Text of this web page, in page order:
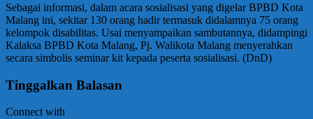
Sebagai informasi, dalam acara sosialisasi yang digelar BPBD Kota
Malang ini, sekitar 130 orang hadir termasuk didalamnya 75 orang
kelompok disabilitas. Usai menyampaikan sambutannya, didampingi
Kalaksa BPBD Kota Malang, Pj. Walikota Malang menyerahkan
secara simbolis seminar kit kepada peserta sosialisasi. (DnD)
Tinggalkan Balasan
Connect with